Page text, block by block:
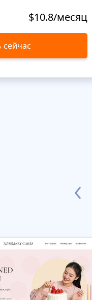
$10.8/месяц
сейчас